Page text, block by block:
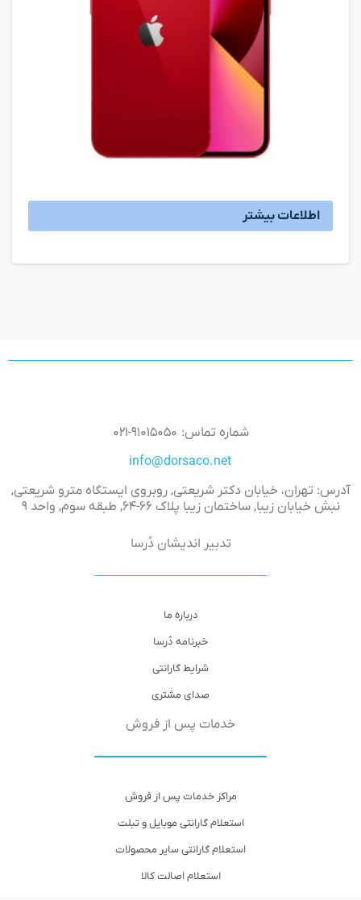
اطلاعات بیشتر
شماره تماس: ۹۱۰۱۵۰۵۰-۰۲۱
آدرس: تهران، خیابان دکتر شریعتی, روبروی ایستگاه مترو شریعتی,
نبش خیابان زیبا, ساختمان زیبا پلاک ۶۶-۶۴, طبقه سوم, واحد ۹
تدبیر اندیشان دُرسا
درباره ما
خبرنامه دُرسا
شرایط گارانتی
صدای مشتری
خدمات پس از فروش
مراکز خدمات پس از فروش
استعلام گارانتی موبایل و تبلت
استعلام گارانتی سایر محصولات
استعلام اصالت کالا